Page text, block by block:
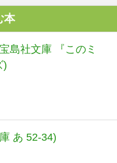
本
島社文庫 『このミ
)
あ 52-34)